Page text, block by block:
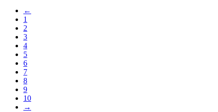
←
1
2
3
4
5
6
7
8
9
10
→